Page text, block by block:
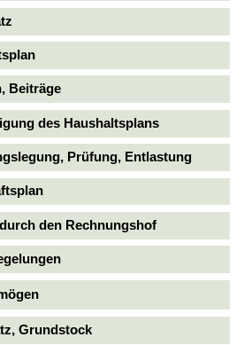
Beiträge
des Haushaltsplans
Prüfung, Entlastung
den Rechnungshof
Grundstock